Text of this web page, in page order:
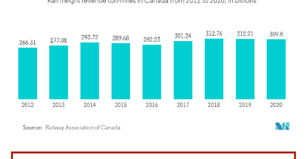
Image © Mordor Intelligence. La réutilisation nécessite une attribution sous CC BY